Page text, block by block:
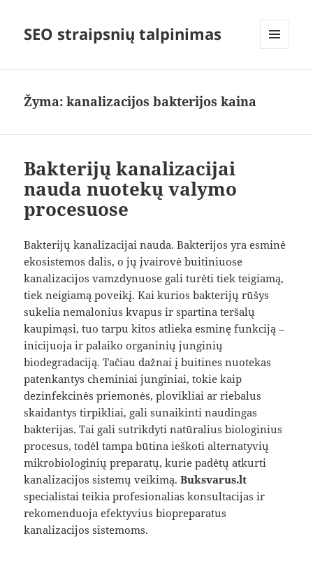
SEO straipsnių talpinimas
Žyma:kanalizacijos bakterijos kaina
Bakterijų kanalizacijai
nauda nuotekų valymo
procesuose
Bakterijų kanalizacijai nauda. Bakterijos yra esminė
ekosistemos dalis, o jų įvairovė buitiniuose
kanalizacijos vamzdynuose gali turėti tiek teigiamą,
tiek neigiamą poveikį. Kai kurios bakterijų rūšys
sukelia nemalonius kvapus ir spartina teršalų
kaupimąsi, tuo tarpu kitos atlieka esminę funkciją –
inicijuoja ir palaiko organinių junginių
biodegradaciją. Tačiau dažnai į buitines nuotekas
patenkantys cheminiai junginiai, tokie kaip
dezinfekcinės priemonės, plovikliai ar riebalus
skaidantys tirpikliai, gali sunaikinti naudingas
bakterijas. Tai gali sutrikdyti natūralius biologinius
procesus, todėl tampa būtina ieškoti alternatyvių
mikrobiologinių preparatų, kurie padėtų atkurti
kanalizacijos sistemų veikimą.Buksvarus.lt
specialistai teikia profesionalias konsultacijas ir
rekomenduoja efektyvius biopreparatus
kanalizacijos sistemoms.